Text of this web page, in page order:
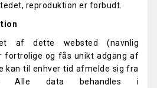
reproduktion er forbudt.
af dette websted (navnlig
fortrolige og fås unikt adgang af
kan til enhver tid afmelde sig fra
Alle data behandles i